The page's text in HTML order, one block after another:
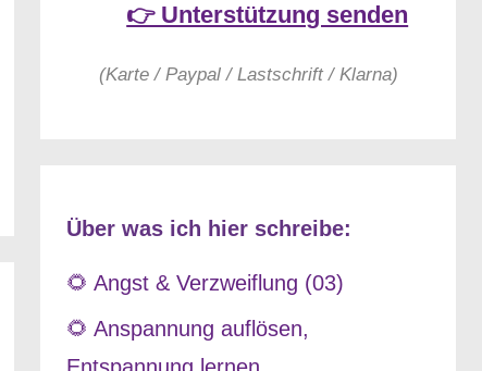
👉 Unterstützung senden
(Karte / Paypal / Lastschrift / Klarna)
Über was ich hier schreibe:
🌻 Angst & Verzweiflung (03)
🌻 Anspannung auflösen,